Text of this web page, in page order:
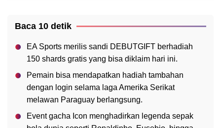
Baca 10 detik
EA Sports merilis sandi DEBUTGIFT berhadiah
150 shards gratis yang bisa diklaim hari ini.
Pemain bisa mendapatkan hadiah tambahan
dengan login selama laga Amerika Serikat
melawan Paraguay berlangsung.
Event gacha Icon menghadirkan legenda sepak